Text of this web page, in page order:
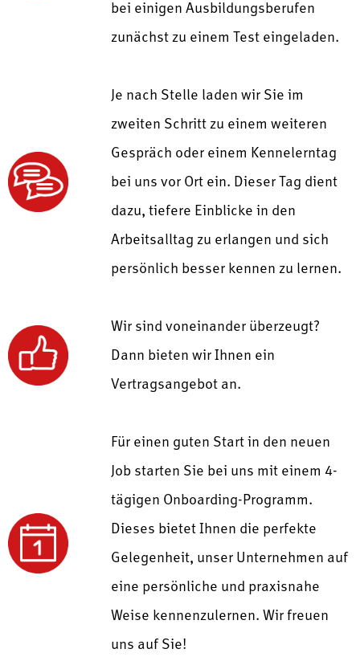
bei einigen Ausbildungsberufen
zunächst zu einem Test eingeladen.
Je nach Stelle laden wir Sie im
zweiten Schritt zu einem weiteren
Gespräch oder einem Kennelerntag
bei uns vor Ort ein. Dieser Tag dient
dazu, tiefere Einblicke in den
Arbeitsalltag zu erlangen und sich
persönlich besser kennen zu lernen.
Wir sind voneinander überzeugt?
Dann bieten wir Ihnen ein
Vertragsangebot an.
Für einen guten Start in den neuen
Job starten Sie bei uns mit einem 4-
tägigen Onboarding-Programm.
Dieses bietet Ihnen die perfekte
Gelegenheit, unser Unternehmen auf
eine persönliche und praxisnahe
Weise kennenzulernen.Wir freuen
uns auf Sie!